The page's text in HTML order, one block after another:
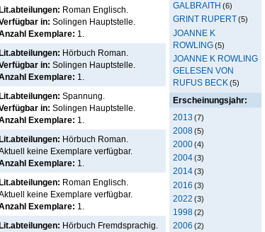
GALBRAITH (6)
GRINT RUPERT(5)
JOANNE K
ROWLING(5)
JOANNE K ROWLING
GELESEN VON
RUFUS BECK (5)
Erscheinungsjahr:
2013 (7)
2008(5)
2000(4)
2004(3)
2014(3)
2016 (3)
2022 (3)
1998(2)
2006 (2)
Lit.abteilungen: Roman Englisch.
in: Solingen Hauptstelle
Exemplare: 1.
Lit.abteilungen: Hörbuch Roman.
in: Solingen Hauptstelle
Exemplare: 1.
Lit.abteilungen: Spannung.
in: Solingen Hauptstelle
Exemplare: 1.
Lit.abteilungen: Hörbuch Roman.
keine Exemplare verfügbar.
Exemplare: 1.
Lit.abteilungen: Roman Englisch.
keine Exemplare verfügbar.
Exemplare: 1.
Lit.abteilungen: Hörbuch Fremdsprachig.